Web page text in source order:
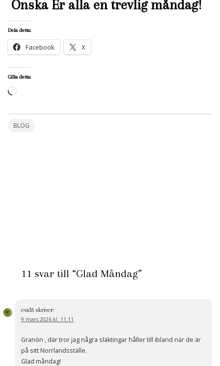
Önska Er alla en trevlig måndag!
Dela detta:
Facebook X
Gilla detta:
Laddar
BLOG
11 svar till “Glad Måndag”
eval8 skriver:
9 mars 2026 kl. 11:11
Granön , där tror jag några släktingar håller till ibland när de är
på sitt Norrlandsställe.
Glad måndag!